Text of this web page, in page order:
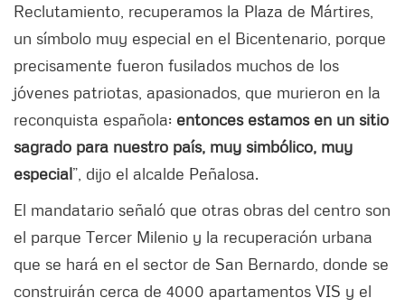
Reclutamiento, recuperamos la Plaza de Mártires,
un símbolo muy especial en el Bicentenario, porque
precisamente fueron fusilados muchos de los
jóvenes patriotas, apasionados, que murieron en la
reconquista española: entonces estamos en un sitio
sagrado para nuestro país, muy simbólico, muy
especial”, dijo el alcalde Peñalosa.
El mandatario señaló que otras obras del centro son
el parque Tercer Milenio y la recuperación urbana
que se hará en el sector de San Bernardo, donde se
construirán cerca de 4000 apartamentos VIS y el